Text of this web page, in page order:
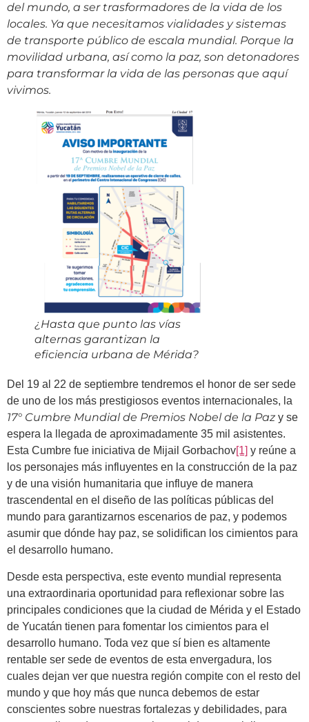
del mundo, a ser trasformadores de la vida de los
locales. Ya que necesitamos vialidades y sistemas
de transporte público de escala mundial. Porque la
movilidad urbana, así como la paz, son detonadores
para transformar la vida de las personas que aquí
vivimos.
¿Hasta que punto las vías
alternas garantizan la
eficiencia urbana de Mérida?
Del 19 al 22 de septiembre tendremos el honor de ser sede
de uno de los más prestigiosos eventos internacionales, la
17° Cumbre Mundial de Premios Nobel de la Paz y se
espera la llegada de aproximadamente 35 mil asistentes.
Esta Cumbre fue iniciativa de Mijail Gorbachov[1] y reúne a
los personajes más influyentes en la construcción de la paz
y de una visión humanitaria que influye de manera
trascendental en el diseño de las políticas públicas del
mundo para garantizarnos escenarios de paz, y podemos
asumir que dónde hay paz, se solidifican los cimientos para
el desarrollo humano.
Desde esta perspectiva, este evento mundial representa
una extraordinaria oportunidad para reflexionar sobre las
principales condiciones que la ciudad de Mérida y el Estado
de Yucatán tienen para fomentar los cimientos para el
desarrollo humano. Toda vez que sí bien es altamente
rentable ser sede de eventos de esta envergadura, los
cuales dejan ver que nuestra región compite con el resto del
mundo y que hoy más que nunca debemos de estar
conscientes sobre nuestras fortalezas y debilidades, para